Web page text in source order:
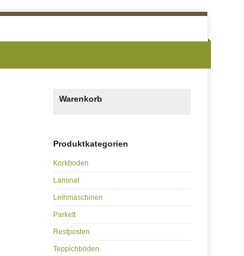
Warenkorb
Produktkategorien
Korkboden
Laminat
Leihmaschinen
Parkett
Restposten
Teppichböden